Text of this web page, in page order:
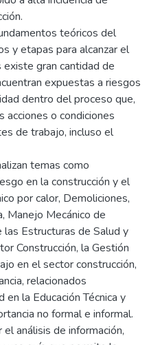
teóricos del
y etapas para alcanzar el
gran cantidad de
expuestas a riesgos
dentro del proceso que,
acciones o condiciones
de trabajo, incluso el
temas como
en la construcción y el
por calor, Demoliciones,
Manejo Mecánico de
Estructuras de Salud y
Construcción, la Gestión
en el sector construcción,
relacionados
la Educación Técnica y
no formal e informal.
análisis de información,